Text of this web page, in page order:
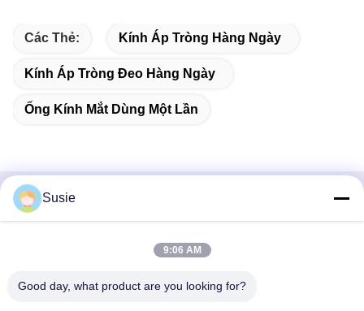
Các Thẻ: Kính Áp Tròng Hàng Ngày
Kính Áp Tròng Đeo Hàng Ngày
Ống Kính Mắt Dùng Một Lần
Liên lạc nhanh
789 Đường Trung Nhất, Quận Vũ Hoa, Trường Sa, Hồ Nam,
Susie
9:06 AM
Good day, what product are you looking for?